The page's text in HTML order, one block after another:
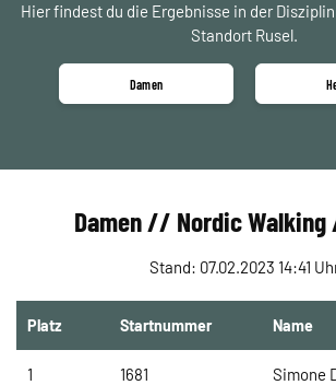
Hier findest du die Ergebnisse in der
Standort Rusel.
Damen
Damen // Nordic
Stand: 07.02.2023 14:41
Platz Startnummer Name
1 1681 Simone